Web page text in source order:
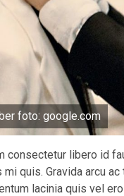
foto: google.com
consectetur libero id
mi quis. Gravida arcu
lacinia quis vel